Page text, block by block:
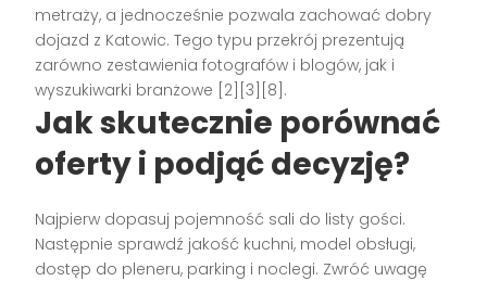
metraży, a jednocześnie pozwala zachować dobry
dojazd z Katowic. Tego typu przekrój prezentują
zarówno zestawienia fotografów i blogów, jak i
wyszukiwarki branżowe [2][3][8].
Jak skutecznie porównać
oferty i podjąć decyzję?
Najpierw dopasuj pojemność sali do listy gości.
Następnie sprawdź jakość kuchni, model obsługi,
dostęp do pleneru, parking i noclegi. Zwróć uwagę